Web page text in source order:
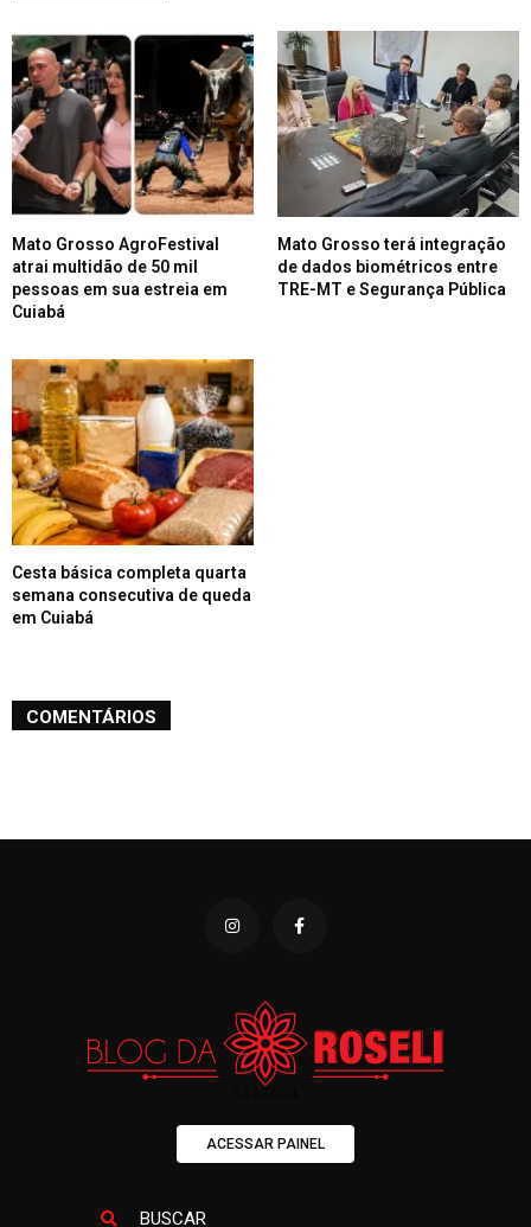
Mato Grosso AgroFestival
atrai multidão de 50 mil
pessoas em sua estreia em
Cuiabá
Mato Grosso terá integração
de dados biométricos entre
TRE-MT e Segurança Pública
Cesta básica completa quarta
semana consecutiva de queda
em Cuiabá
COMENTÁRIOS
ACESSAR PAINEL
BUSCAR